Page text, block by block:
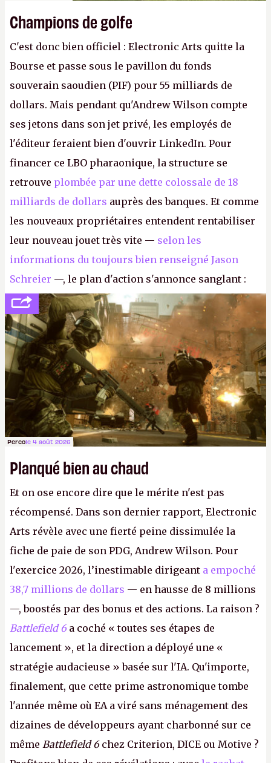
Champions de golfe
C'est donc bien officiel : Electronic Arts quitte la
Bourse et passe sous le pavillon du fonds
souverain saoudien (PIF) pour 55 milliards de
dollars. Mais pendant qu'Andrew Wilson compte
ses jetons dans son jet privé, les employés de
l'éditeur feraient bien d'ouvrir LinkedIn. Pour
financer ce LBO pharaonique, la structure se
retrouve plombée par une dette colossale de 18
milliards de dollars auprès des banques. Et comme
les nouveaux propriétaires entendent rentabiliser
leur nouveau jouet très vite — selon les
informations du toujours bien renseigné Jason
Schreier —, le plan d'action s'annonce sanglant :
réductions de coûts drastiques, fermetures de
studios et licenciements massifs. En gros, essorer
FCetBattlefield, puis virer le reste.P.
Percole 4 août 2026
Planqué bien au chaud
Et on ose encore dire que le mérite n'est pas
récompensé. Dans son dernier rapport, Electronic
Arts révèle avec une fierté peine dissimulée la
fiche de paie de son PDG, Andrew Wilson. Pour
l'exercice 2026, l’inestimable dirigeant a empoché
38,7 millions de dollars — en hausse de 8 millions
—, boostés par des bonus et des actions. La raison ?
Battlefield 6 a coché « toutes ses étapes de
lancement », et la direction a déployé une «
stratégie audacieuse » basée sur l'IA. Qu'importe,
finalement, que cette prime astronomique tombe
l'année même où EA a viré sans ménagement des
dizaines de développeurs ayant charbonné sur ce
même Battlefield 6chez Criterion, DICE ou Motive ?